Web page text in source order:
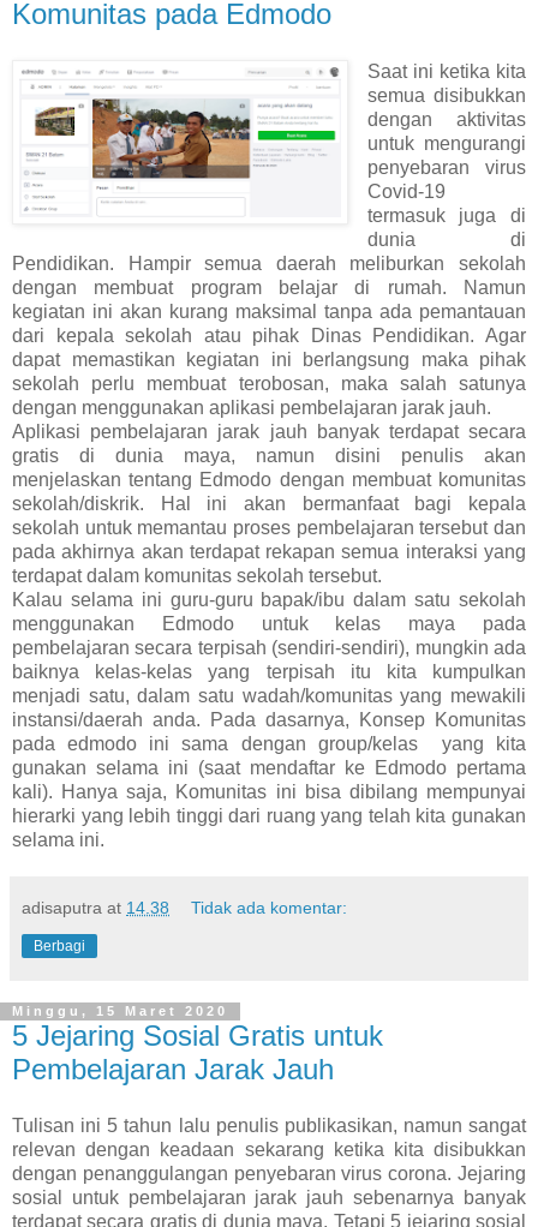
Komunitas pada Edmodo
Saat ini ketika kita
semua disibukkan
dengan aktivitas
untuk mengurangi
penyebaran virus
Covid-19
termasuk juga di
dunia di
Pendidikan. Hampir semua daerah meliburkan sekolah
dengan membuat program belajar di rumah. Namun
kegiatan ini akan kurang maksimal tanpa ada pemantauan
dari kepala sekolah atau pihak Dinas Pendidikan. Agar
dapat memastikan kegiatan ini berlangsung maka pihak
sekolah perlu membuat terobosan, maka salah satunya
dengan menggunakan aplikasi pembelajaran jarak jauh.
Aplikasi pembelajaran jarak jauh banyak terdapat secara
gratis di dunia maya, namun disini penulis akan
menjelaskan tentang Edmodo dengan membuat komunitas
sekolah/diskrik. Hal ini akan bermanfaat bagi kepala
sekolah untuk memantau proses pembelajaran tersebut dan
pada akhirnya akan terdapat rekapan semua interaksi yang
terdapat dalam komunitas sekolah tersebut.
Kalau selama ini guru-guru bapak/ibu dalam satu sekolah
menggunakan Edmodo untuk kelas maya pada
pembelajaran secara terpisah (sendiri-sendiri), mungkin ada
baiknya kelas-kelas yang terpisah itu kita kumpulkan
menjadi satu, dalam satu wadah/komunitas yang mewakili
instansi/daerah anda. Pada dasarnya, Konsep Komunitas
pada edmodo ini sama dengan group/kelas
yang kita
gunakan selama ini (saat mendaftar ke Edmodo pertama
kali). Hanya saja, Komunitas ini bisa dibilang mempunyai
hierarki yang lebih tinggi dari ruang yang telah kita gunakan
selama ini.
adisaputra at 14.38 Tidak ada komentar:
Berbagi
Minggu, 15 Maret 2020
5 Jejaring Sosial Gratis untuk
Pembelajaran Jarak Jauh
Tulisan ini 5 tahun lalu penulis publikasikan, namun sangat
relevan dengan keadaan sekarang ketika kita disibukkan
dengan penanggulangan penyebaran virus corona. Jejaring
sosial untuk pembelajaran jarak jauh sebenarnya banyak
terdapat secara gratis di dunia maya. Tetapi 5 jejaring sosial